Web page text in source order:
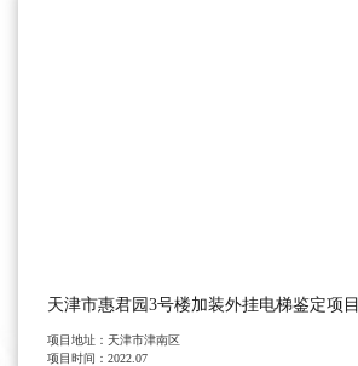
天津市惠君园3号楼加装外挂电梯鉴定项目
项目地址： 天津市津南区
项目时间： 2022.07